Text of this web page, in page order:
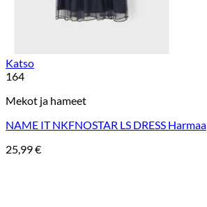
Katso
164
Mekot ja hameet
NAME IT NKFNOSTAR LS DRESS Harmaa
25,99€